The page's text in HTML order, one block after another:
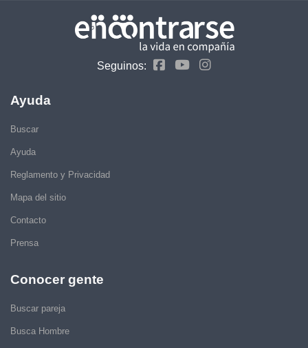
Seguinos:
Ayuda
Buscar
Ayuda
Reglamento y Privacidad
Mapa del sitio
Contacto
Prensa
Conocer gente
Buscar pareja
Busca Hombre